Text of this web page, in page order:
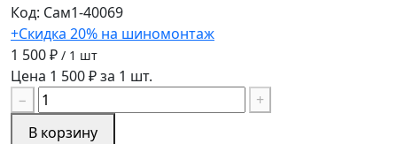
Код: Сам1-40069
+Скидка 20% на шиномонтаж
1 500 ₽ / 1 шт
Цена 1 500 ₽ за 1 шт.
−
+
В корзину